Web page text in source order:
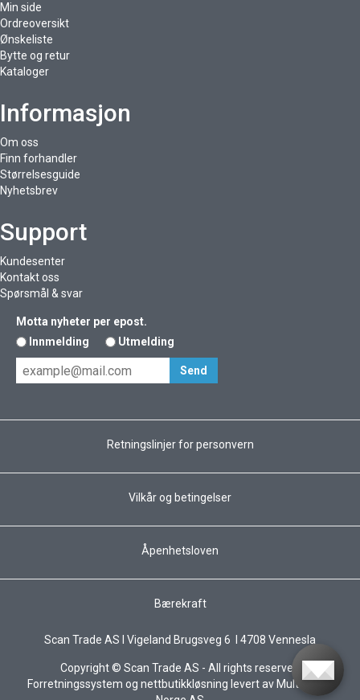
Min side
Ordreoversikt
Ønskeliste
Bytte og retur
Kataloger
Informasjon
Om oss
Finn forhandler
Størrelsesguide
Nyhetsbrev
Support
Kundesenter
Kontakt oss
Spørsmål & svar
Motta nyheter per epost.
Innmelding
Utmelding
Retningslinjer for personvern
Vilkår og betingelser
Åpenhetsloven
Bærekraft
Scan Trade AS I Vigeland Brugsveg 6 I 4708 Vennesla
Copyright © Scan Trade AS - All rights reserved
Forretningssystem og nettbutikkløsning levert av Multicase™